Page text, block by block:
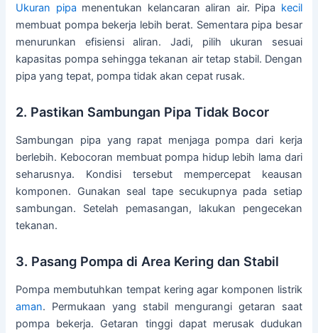
Ukuran pipa menentukan kelancaran aliran air. Pipa kecil
membuat pompa bekerja lebih berat. Sementara pipa besar
menurunkan efisiensi aliran. Jadi, pilih ukuran sesuai
kapasitas pompa sehingga tekanan air tetap stabil. Dengan
pipa yang tepat, pompa tidak akan cepat rusak.
2. Pastikan Sambungan Pipa Tidak Bocor
Sambungan pipa yang rapat menjaga pompa dari kerja
berlebih. Kebocoran membuat pompa hidup lebih lama dari
seharusnya. Kondisi tersebut mempercepat keausan
komponen. Gunakan seal tape secukupnya pada setiap
sambungan. Setelah pemasangan, lakukan pengecekan
tekanan.
3. Pasang Pompa di Area Kering dan Stabil
Pompa membutuhkan tempat kering agar komponen listrik
aman. Permukaan yang stabil mengurangi getaran saat
pompa bekerja. Getaran tinggi dapat merusak dudukan